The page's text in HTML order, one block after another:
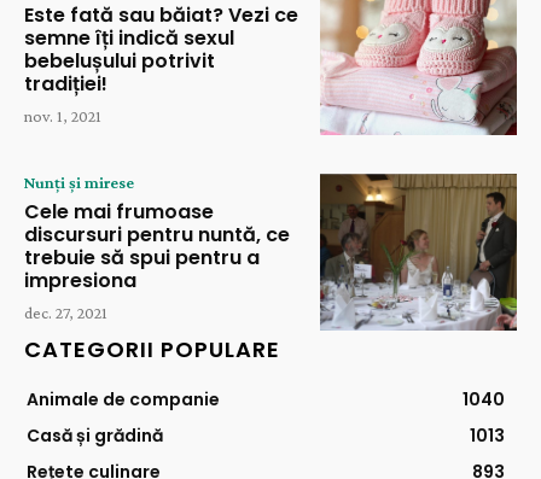
Este fată sau băiat? Vezi ce
semne îți indică sexul
bebelușului potrivit
tradiției!
nov. 1, 2021
Nunți și mirese
Cele mai frumoase
discursuri pentru nuntă, ce
trebuie să spui pentru a
impresiona
dec. 27, 2021
CATEGORII POPULARE
Animale de companie
1040
Casă și grădină
1013
Rețete culinare
893